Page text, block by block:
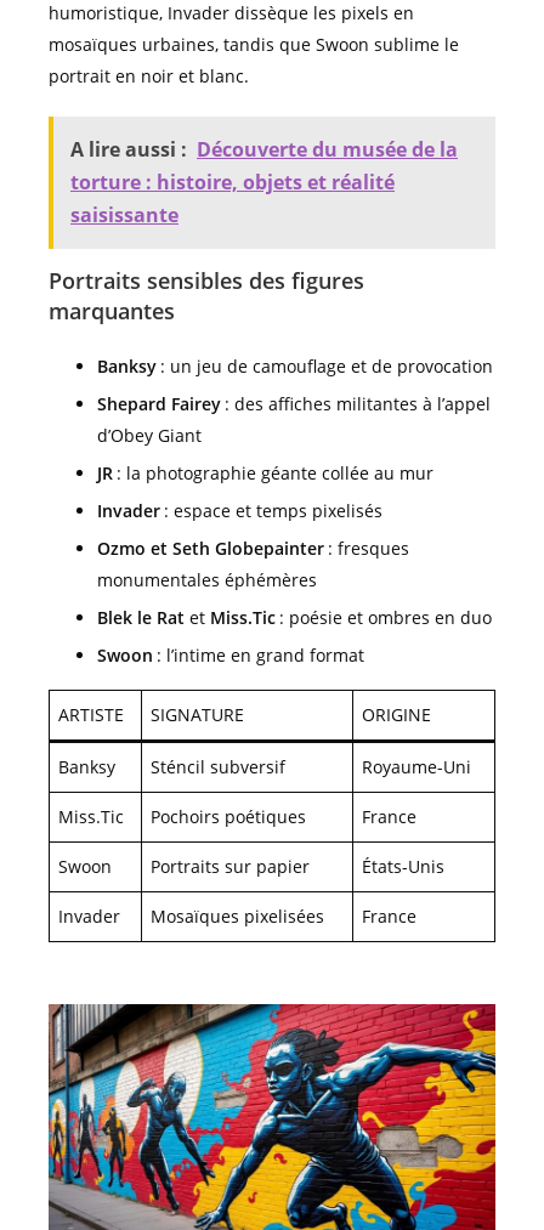
humoristique, Invader dissèque les pixels en
mosaïques urbaines, tandis que Swoon sublime le
portrait en noir et blanc.
A lire aussi : Découverte du musée de la
torture : histoire, objets et réalité
saisissante
Portraits sensibles des figures
marquantes
Banksy : un jeu de camouflage et de provocation
Shepard Fairey : des affiches militantes à l’appel
d’Obey Giant
JR : la photographie géante collée au mur
Invader : espace et temps pixelisés
Ozmo et Seth Globepainter : fresques
monumentales éphémères
Blek le Rat et Miss.Tic : poésie et ombres en duo
Swoon : l’intime en grand format
ARTISTE SIGNATURE ORIGINE
Banksy Sténcil subversif Royaume-Uni
Miss.Tic Pochoirs poétiques France
Swoon Portraits sur papier États-Unis
Invader Mosaïques pixelisées France